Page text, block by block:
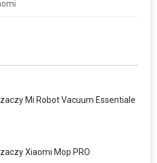
Mi Robot Vacuum Essentiale
Xiaomi Mop PRO